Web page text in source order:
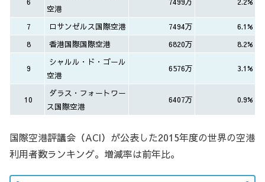
空港
7 ロサンゼルス国際空港 7494万
6.1%
8
香港国際国際空港 6820万 8.2%
9
シャルル・ド・ゴール
空港
6576万 3.1%
10
ダラス・フォートワー
ス国際空港
6407万 0.9%
国際空港評議会（ACI）が公表した2015年度の世界の空港
利用者数ランキング。増減率は前年比。